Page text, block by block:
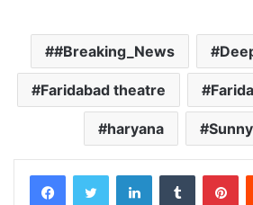
#Breaking_News
Faridabad theatre
haryana
LinkedInTumblr